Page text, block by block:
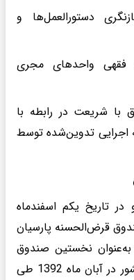
دستورالعمل‌ها و
فقهی واحدهای مجری
با شریعت در رابطه با
اجرایی تدوین‌شده توسط
در تاریخ یکم اسفندماه
قرض‌الحسنه پارسیان
نخستین صندوق
قرض‌الحسنه مستقل شبکه بانکی کشور در آبان ماه 1392 طی